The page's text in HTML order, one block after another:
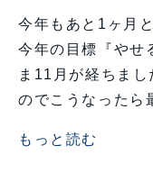
今年もあと1ヶ月
今年の目標『やせ
ま11月が経ちま
のでこうなったら
もっと読む